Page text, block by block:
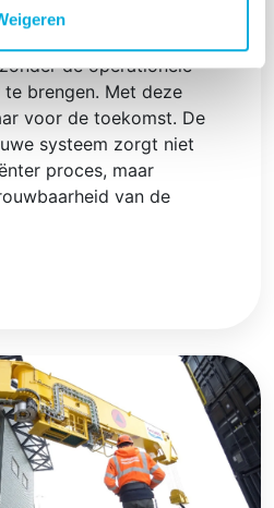
we op vier cruciale
de operationele
brengen. Met deze
voor de toekomst. De
systeem zorgt niet
proces, maar
van de